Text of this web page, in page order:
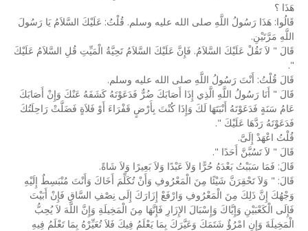
هَذَا ؟
قَالُوا: هَذَا رَسُولُ اللَّهِ صلى الله عليه وسلم.‏ قُلْتُ: عَلَيْكَ السَّلاَمُ يَا رَسُولَ
اللَّهِ مَرَّتَيْنِ.‏
قَالَ ‏"‏ لاَ تَقُلْ عَلَيْكَ السَّلاَمُ.‏ فَإِنَّ عَلَيْكَ السَّلاَمُ تَحِيَّةُ الْمَيِّتِ قُلِ السَّلاَمُ عَلَيْكَ
‏"‏.‏
قَالَ قُلْتُ: أَنْتَ رَسُولُ اللَّهِ صلى الله عليه وسلم.
قَالَ ‏"‏ أَنَا رَسُولُ اللَّهِ الَّذِي إِذَا أَصَابَكَ ضُرٌّ فَدَعَوْتَهُ كَشَفَهُ عَنْكَ وَإِنْ أَصَابَكَ
عَامُ سَنَةٍ فَدَعَوْتَهُ أَنْبَتَهَا لَكَ وَإِذَا كُنْتَ بِأَرْضٍ قَفْرَاءَ أَوْ فَلاَةٍ فَضَلَّتْ رَاحِلَتُكَ
فَدَعَوْتَهُ رَدَّهَا عَلَيْكَ ‏"‏.‏
قُلْتُ اعْهَدْ إِلَىَّ.‏
قَالَ ‏"‏ لاَ تَسُبَّنَّ أَحَدًا ‏"‏.‏
قَالَ: فَمَا سَبَبْتُ بَعْدَهُ حُرًّا وَلاَ عَبْدًا وَلاَ بَعِيرًا وَلاَ شَاةً.‏
قَالَ: ‏"‏ وَلاَ تَحْقِرَنَّ شَيْئًا مِنَ الْمَعْرُوفِ وَأَنْ تُكَلِّمَ أَخَاكَ وَأَنْتَ مُنْبَسِطٌ إِلَيْهِ
وَجْهُكَ إِنَّ ذَلِكَ مِنَ الْمَعْرُوفِ وَارْفَعْ إِزَارَكَ إِلَى نِصْفِ السَّاقِ فَإِنْ أَبَيْتَ
فَإِلَى الْكَعْبَيْنِ وَإِيَّاكَ وَإِسْبَالَ الإِزَارِ فَإِنَّهَا مِنَ الْمَخِيلَةِ وَإِنَّ اللَّهَ لاَ يُحِبُّ
الْمَخِيلَةَ وَإِنِ امْرُؤٌ شَتَمَكَ وَعَيَّرَكَ بِمَا يَعْلَمُ فِيكَ فَلاَ تُعَيِّرْهُ بِمَا تَعْلَمُ فِيهِ